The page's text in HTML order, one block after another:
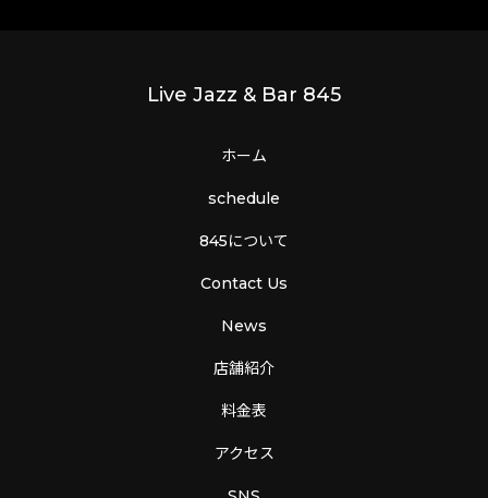
Live Jazz & Bar 845
ホーム
schedule
845について
Contact Us
News
店舗紹介
料金表
アクセス